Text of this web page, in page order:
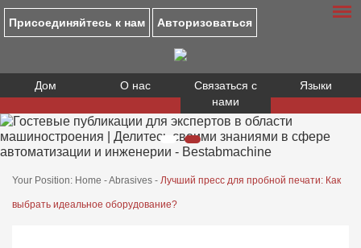
Присоединяйтесь к нам Авторизоваться
Дом О нас
Связаться с
нами
Языки
Your Position: Home -Abrasives - Лучший пресс для пробной печати: Как
выбрать идеальное оборудование?